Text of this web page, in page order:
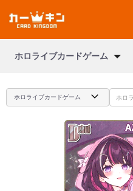
ホロライブカードゲーム